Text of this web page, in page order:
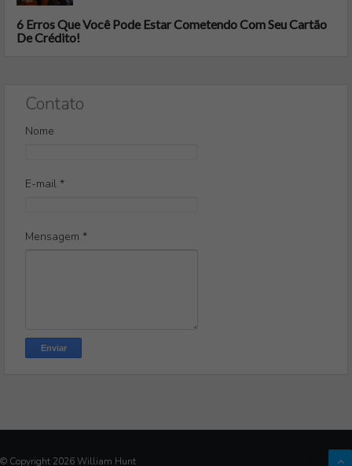
6 Erros Que Você Pode Estar Cometendo Com Seu Cartão
De Crédito!
Contato
Nome
E-mail *
Mensagem *
© Copyright 2026William Hunt